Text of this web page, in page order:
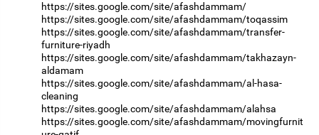
https://sites.google.com/site/afashdammam/
https://sites.google.com/site/afashdammam/toqassim
https://sites.google.com/site/afashdammam/transfer-
furniture-riyadh
https://sites.google.com/site/afashdammam/takhazayn-
aldamam
https://sites.google.com/site/afashdammam/al-hasa-
cleaning
https://sites.google.com/site/afashdammam/alahsa
https://sites.google.com/site/afashdammam/movingfurnit